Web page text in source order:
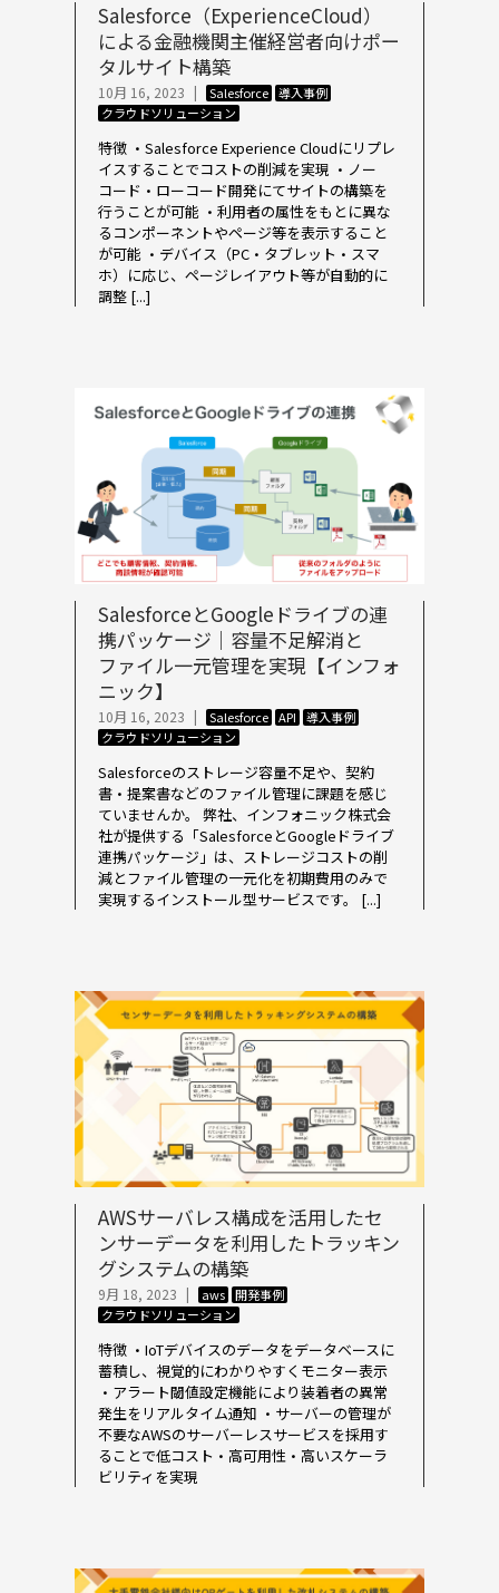
Salesforce（ExperienceCloud）
による金融機関主催経営者向けポー
タルサイト構築
10月 16, 2023 | Salesforce 導入事例
クラウドソリューション
特徴 ・Salesforce Experience Cloudにリプレ
イスすることでコストの削減を実現 ・ノー
コード・ローコード開発にてサイトの構築を
行うことが可能 ・利用者の属性をもとに異な
るコンポーネントやページ等を表示すること
が可能 ・デバイス（PC・タブレット・スマ
ホ）に応じ、ページレイアウト等が自動的に
調整 [...]
SalesforceとGoogleドライブの連
携パッケージ｜容量不足解消と
ファイル一元管理を実現【インフォ
ニック】
10月 16, 2023 | Salesforce API
導入事例
クラウドソリューション
Salesforceのストレージ容量不足や、契約
書・提案書などのファイル管理に課題を感じ
ていませんか。 弊社、インフォニック株式会
社が提供する「SalesforceとGoogleドライブ
連携パッケージ」は、ストレージコストの削
減とファイル管理の一元化を初期費用のみで
実現するインストール型サービスです。 [...]
AWSサーバレス構成を活用したセ
ンサーデータを利用したトラッキン
グシステムの構築
9月 18, 2023 | aws 開発事例
クラウドソリューション
特徴 ・IoTデバイスのデータをデータベースに
蓄積し、視覚的にわかりやすくモニター表示
・アラート閾値設定機能により装着者の異常
発生をリアルタイム通知 ・サーバーの管理が
不要なAWSのサーバーレスサービスを採用す
ることで低コスト・高可用性・高いスケーラ
ビリティを実現